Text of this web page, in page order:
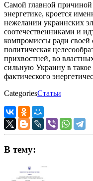
Самой главной причиной
энергетике, кроется
нежелании украинских
соотечественниками и
компромиссы ради своей
политическая
прихвостней, во
сильную Украину в такое
фактического
CategoriesСтатьи
В тему: